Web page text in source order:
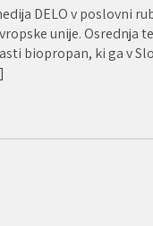
DELO v poslovni
unije. Osrednja
biopropan, ki ga v